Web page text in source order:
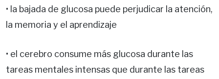
• la bajada de glucosa puede perjudicar la atención,
la memoria y el aprendizaje
• el cerebro consume más glucosa durante las
tareas mentales intensas que durante las tareas